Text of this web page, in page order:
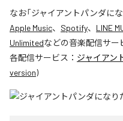
なお「ジャイアントパンダに
Apple Music、 Spotify、 LINE
Unlimitedなどの音楽配信サー
各配信サービス： ジャイアン
version)